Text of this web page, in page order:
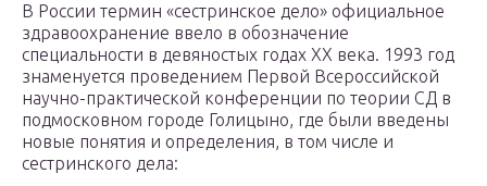
В России термин «сестринское дело» официальное
здравоохранение ввело в обозначение
специальности в девяностых годах XX века. 1993 год
знаменуется проведением Первой Всероссийской
научно-практической конференции по теории СД в
подмосковном городе Голицыно, где были введены
новые понятия и определения, в том числе и
сестринского дела: